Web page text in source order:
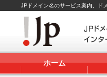
JPドメイン名のサービス案内、ド
ホーム